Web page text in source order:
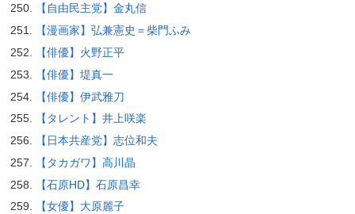
【自由民主党】金丸信
【漫画家】弘兼憲史＝柴門ふみ
【俳優】火野正平
【俳優】堤真一
【俳優】伊武雅刀
【タレント】井上咲楽
【日本共産党】志位和夫
【タカガワ】高川晶
【石原HD】石原昌幸
【女優】大原麗子